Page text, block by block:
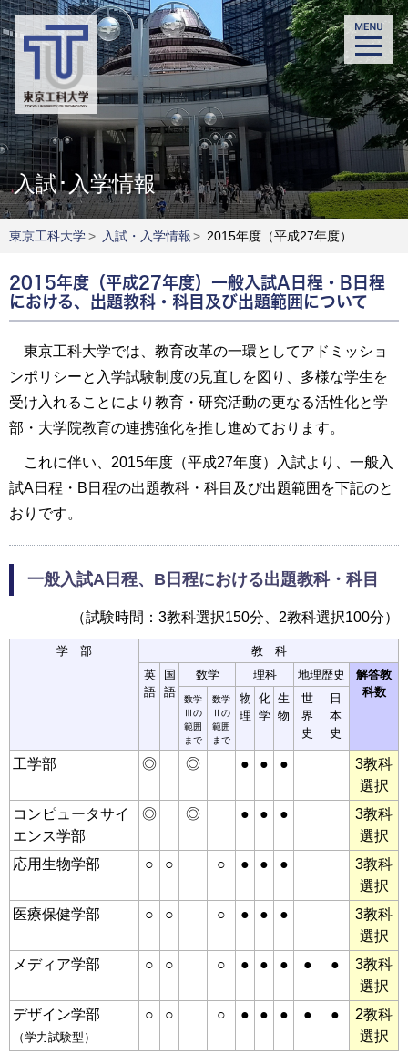
入試･入学情報
東京工科大学> 入試・入学情報 > 2015年度（平成27年度）一般入試A日程・B日程における、出題教科・科目及び出題範囲について
2015年度（平成27年度）一般入試A日程・B日程
における、出題教科・科目及び出題範囲について
東京工科大学では、教育改革の一環としてアドミッショ
ンポリシーと入学試験制度の見直しを図り、多様な学生を
受け入れることにより教育・研究活動の更なる活性化と学
部・大学院教育の連携強化を推し進めております。
これに伴い、2015年度（平成27年度）入試より、一般入
試A日程・B日程の出題教科・科目及び出題範囲を下記のと
おりです。
一般入試A日程、B日程における出題教科・科目
（試験時間：3教科選択150分、2教科選択100分）
学 部
教 科
英
語
国
語
数学 理科 地理歴史
解答教
科数
数学
Ⅲの
範囲
まで
数学
Ⅱの
範囲
まで
物
理
化
学
生
物
世
界
史
日
本
史
工学部 ◎ ◎ ● ● ●
3教科
選択
コンピュータサイ
エンス学部
◎ ◎ ● ● ●
3教科
選択
応用生物学部
○ ○ ○ ● ● ●
3教科
選択
医療保健学部
○ ○ ○ ● ● ●
3教科
選択
メディア学部
○ ○ ○ ● ● ● ● ●
3教科
選択
デザイン学部
（学力試験型）
○ ○ ○ ● ● ● ● ●
2教科
選択